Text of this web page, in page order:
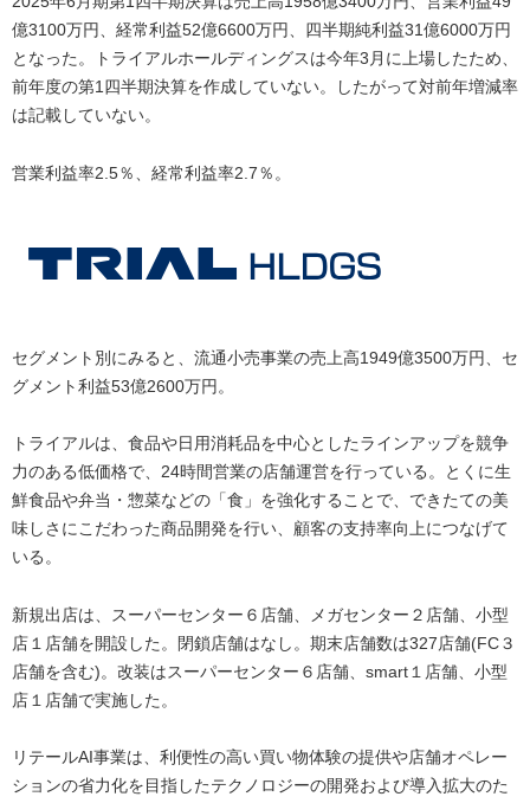
億3100万円、経常利益52億6600万円、四半期純利益31億6000万円
となった。トライアルホールディングスは今年3月に上場したため、
前年度の第1四半期決算を作成していない。したがって対前年増減率
は記載していない。
営業利益率2.5％、経常利益率2.7％。
セグメント別にみると、流通小売事業の売上高1949億3500万円、セ
グメント利益53億2600万円。
トライアルは、食品や日用消耗品を中心としたラインアップを競争
力のある低価格で、24時間営業の店舗運営を行っている。とくに生
鮮食品や弁当・惣菜などの「食」を強化することで、できたての美
味しさにこだわった商品開発を行い、顧客の支持率向上につなげて
いる。
新規出店は、スーパーセンター６店舗、メガセンター２店舗、小型
店１店舗を開設した。閉鎖店舗はなし。期末店舗数は327店舗(FC３
店舗を含む)。改装はスーパーセンター６店舗、smart１店舗、小型
店１店舗で実施した。
リテールAI事業は、利便性の高い買い物体験の提供や店舗オペレー
ションの省力化を目指したテクノロジーの開発および導入拡大のた